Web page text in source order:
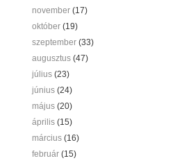
november(17)
október(19)
szeptember(33)
augusztus(47)
július(23)
június(24)
május(20)
április(15)
március(16)
február(15)